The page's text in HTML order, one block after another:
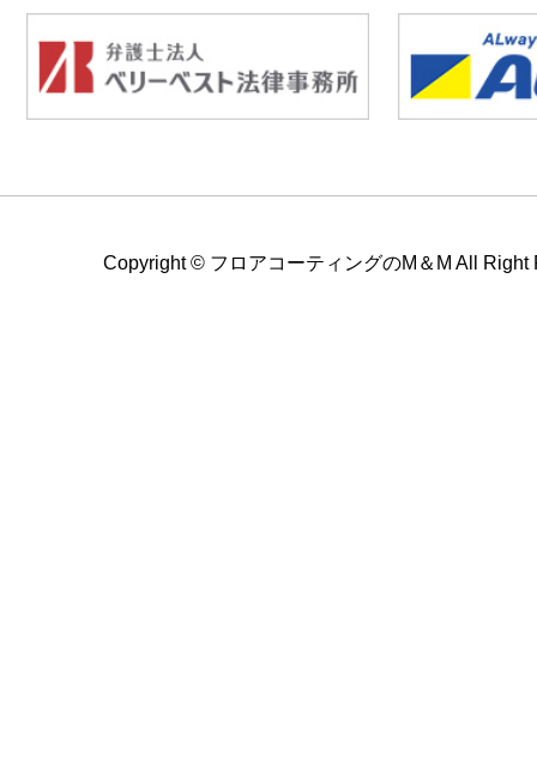
Copyright © フロアコーティングのM＆M All Right